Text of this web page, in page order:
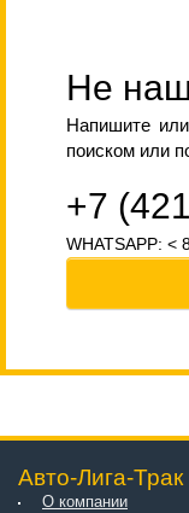
Не
Напишите
поиском или
+7
WHATSAPP: <
Авто-Лига-Трак
О компании